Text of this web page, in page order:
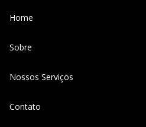
Home
Sobre
Nossos Serviços
Contato